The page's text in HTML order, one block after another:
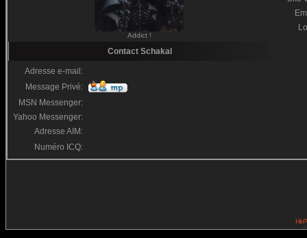
Addict !
Contact Schakal
Adresse e-mail:
Message Privé:
MSN Messenger:
Yahoo Messenger:
Adresse AIM:
Numéro ICQ: